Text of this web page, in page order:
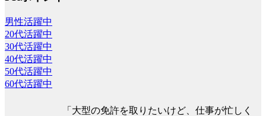
男性活躍中
20代活躍中
30代活躍中
40代活躍中
50代活躍中
60代活躍中
「大型の免許を取りたいけど、仕事が忙しく